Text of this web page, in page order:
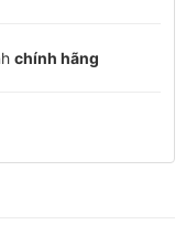
chính hãng